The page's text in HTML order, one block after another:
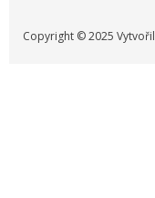
Copyright © 2025 Vytvořil